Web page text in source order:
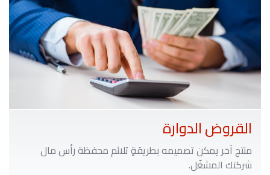
القروض الدوارة
منتج آخر يمكن تصميمه بطريقةٍ تلائم محفظة رأس مال
شركتك المشغّل.